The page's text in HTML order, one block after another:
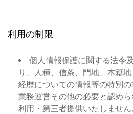
利用の制限
個人情報保護に関する法令
り、人種、信条、門地、本籍
経歴についての情報等の特別
業務運営その他の必要と認め
利用・第三者提供いたしません